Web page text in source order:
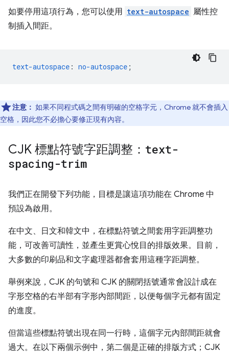
如要停用這項行為，您可以使用 text-autospace 屬性控
制插入間距。
text-autospace : no-autospace ;
注意： 如果不同程式碼之間有明確的空格字元，Chrome 就不會插入
空格，因此您不必擔心要修正現有內容。
CJK 標點符號字距調整： text-
spacing-trim
我們正在開發下列功能，目標是讓這項功能在 Chrome 中
預設為啟用。
在中文、日文和韓文中，在標點符號之間套用字距調整功
能，可改善可讀性，並產生更賞心悅目的排版效果。目前，
大多數的印刷品和文字處理器都會套用這種字距調整。
舉例來說，CJK 的句號和 CJK 的關閉括號通常會設計成在
字形空格的右半部有字形內部間距，以便每個字元都有固定
的進度。
但當這些標點符號出現在同一行時，這個字元內部間距就會
過大。在以下兩個示例中，第二個是正確的排版方式；CJK